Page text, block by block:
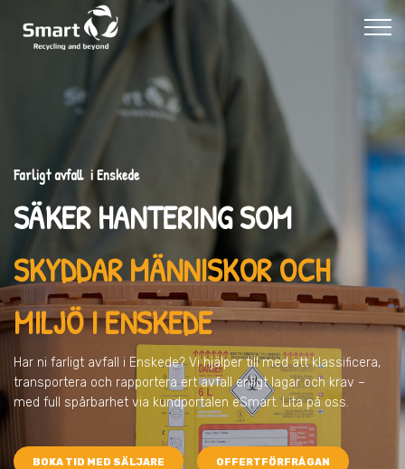
Farligt avfall i Enskede
SÄKER HANTERING SOM
SKYDDAR MÄNNISKOR OCH
MILJÖI ENSKEDE
Har ni farligt avfall i Enskede? Vi hjälper till med att klassificera,
transportera och rapportera ert avfall enligt lagar och krav –
med full spårbarhet via kundportalen eSmart. Lita på oss.
BOKA TID MED SÄLJARE OFFERTFÖRFRÅGAN